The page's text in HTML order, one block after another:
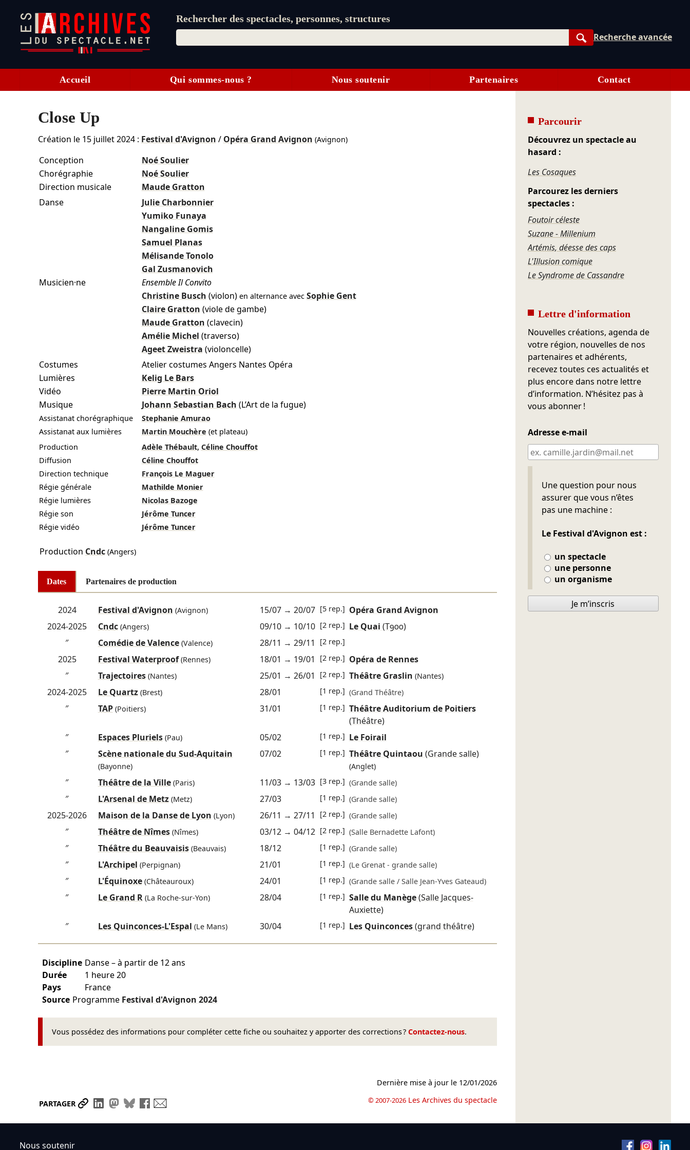
Rechercher des spectacles, personnes, structures
Rechercher
Recherche avancée
Accueil Qui sommes-nous ? Nous soutenir Partenaires Contact
Close Up
Création le 15 juillet 2024: Festival d'Avignon / Opéra Grand Avignon (Avignon)
Conception
Noé Soulier
Chorégraphie
Noé Soulier
Direction musicale
Maude Gratton
Danse
Julie Charbonnier
Yumiko Funaya
Nangaline Gomis
Samuel Planas
Mélisande Tonolo
Gal Zusmanovich
Musicien·ne
Ensemble Il Convito
Christine Busch (violon) en alternance avec Sophie Gent
Claire Gratton (viole de gambe)
Maude Gratton (clavecin)
Amélie Michel (traverso)
Ageet Zweistra (violoncelle)
Costumes
Atelier costumes Angers Nantes Opéra
Lumières
Kelig Le Bars
Vidéo
Pierre Martin Oriol
Musique
Johann Sebastian Bach (L’Art de la fugue)
Assistanat chorégraphique
Stephanie Amurao
Assistanat aux lumières
Martin Mouchère (et plateau)
Production
Adèle Thébault, Céline Chouffot
Diffusion
Céline Chouffot
Direction technique
François Le Maguer
Régie générale
Mathilde Monier
Régie lumières
Nicolas Bazoge
Régie son
Jérôme Tuncer
Régie vidéo
Jérôme Tuncer
Production Cndc(Angers)
Dates Partenaires de production
2024 Festival d'Avignon (Avignon) 15/07→ 20/07 [5 rep.] Opéra Grand Avignon
2024-2025
Cndc(Angers) 09/10→ 10/10 [2 rep.] Le Quai (T900)
″
Comédie de Valence(Valence) 28/11 → 29/11 [2 rep.]
2025 Festival Waterproof(Rennes) 18/01 → 19/01 [2 rep.] Opéra de Rennes
″
Trajectoires(Nantes) 25/01 → 26/01 [2 rep.] Théâtre Graslin (Nantes)
2024-2025 Le Quartz(Brest) 28/01 [1 rep.] (Grand Théâtre)
″ TAP(Poitiers) 31/01 [1 rep.] Théâtre Auditorium de Poitiers
(Théâtre)
″
Espaces Pluriels(Pau) 05/02 [1 rep.] Le Foirail
″
Scène nationale du Sud-Aquitain
(Bayonne)
07/02 [1 rep.] Théâtre Quintaou (Grande salle)
(Anglet)
″ Théâtre de la Ville(Paris) 11/03→ 13/03 [3 rep.] (Grande salle)
″ L'Arsenal de Metz(Metz) 27/03 [1 rep.] (Grande salle)
2025-2026 Maison de la Danse de Lyon (Lyon) 26/11 → 27/11 [2 rep.] (Grande salle)
″ Théâtre de Nîmes(Nîmes) 03/12→ 04/12 [2 rep.] (Salle Bernadette Lafont)
″ Théâtre du Beauvaisis(Beauvais) 18/12 [1 rep.] (Grande salle)
″ L'Archipel (Perpignan) 21/01 [1 rep.] (Le Grenat - grande salle)
″ L'Équinoxe(Châteauroux) 24/01 [1 rep.] (Grande salle / Salle Jean-Yves Gateaud)
″ Le Grand R(La Roche-sur-Yon) 28/04 [1 rep.] Salle du Manège(Salle Jacques-
Auxiette)
″
Les Quinconces-L'Espal (Le Mans) 30/04 [1 rep.] Les Quinconces(grand théâtre)
Discipline Danse – à partir de 12 ans
Durée
1 heure 20
Pays
France
Source Programme Festival d'Avignon2024
Vous possédez des informations pour compléter cette fiche ou souhaitez y apporter des corrections ? Contactez-nous.
PARTAGER Partager le lien
Partager sur LinkedIn
Partager sur Mastodon
Partager sur Bluesky
Partager sur Facebook
Dernière mise à jour le 12/01/2026
© 2007-2026 Les Archives du spectacle
Parcourir
Découvrez un spectacle au
hasard :
Les Cosaques
Parcourez les derniers
spectacles :
Foutoir céleste
Suzane - Millenium
Artémis, déesse des caps
L'Illusion comique
Le Syndrome de Cassandre
Lettre d'information
Nouvelles créations, agenda de
votre région, nouvelles de nos
partenaires et adhérents,
recevez toutes ces actualités et
plus encore dans notre lettre
d’information. N’hésitez pas à
vous abonner !
Adresse e-mail
Une question pour nous
assurer que vous n’êtes
pas une machine :
Le Festival d'Avignon est :
un spectacle
une personne
un organisme
Ne pas remplir
Je m’inscris
Nous soutenir